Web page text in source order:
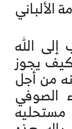
الألباني
الله
يجوز
من أجل
الصوفي